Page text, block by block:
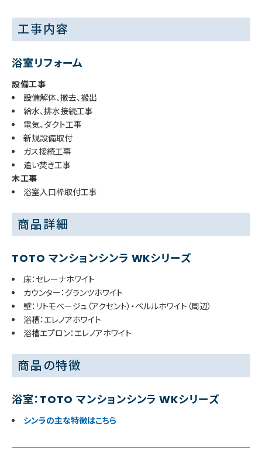
工事内容
浴室リフォーム
設備工事
設備解体、撤去、搬出
給水、排水接続工事
電気、ダクト工事
新規設備取付
ガス接続工事
追い焚き工事
木工事
浴室入口枠取付工事
商品詳細
TOTO マンションシンラ WKシリーズ
床：セレーナホワイト
カウンター：グランツホワイト
壁：リトモベージュ（アクセント）・ペルルホワイト（周辺）
浴槽：エレノアホワイト
浴槽エプロン：エレノアホワイト
商品の特徴
浴室：TOTO マンションシンラ WKシリーズ
シンラの主な特徴はこちら